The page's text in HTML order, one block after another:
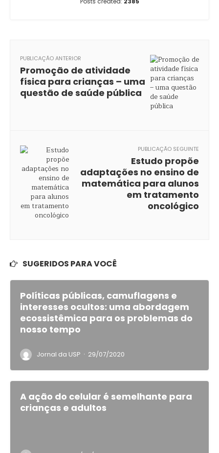
PUBLICAÇÃO ANTERIOR
Promoção de atividade
física para crianças – uma
questão de saúde pública
PUBLICAÇÃO SEGUINTE
Estudo propõe
adaptações no ensino de
matemática para alunos
em tratamento
oncológico
SUGERIDOS PARA VOCÊ
Políticas públicas, camuflagens e
interesses ocultos: uma abordagem
ecossistêmica para os problemas do
nosso tempo
Jornal da USP · 29/07/2020
A ação do celular é semelhante para
crianças e adultos